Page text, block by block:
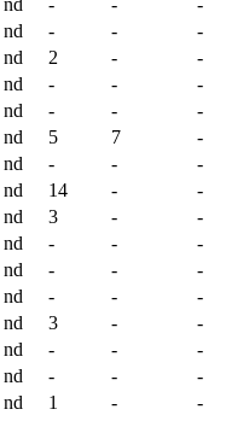
nd - -
-
nd 2 -
-
nd - -
-
nd - -
-
nd 5 7
-
nd - -
-
nd 14 -
-
nd 3 -
-
nd - -
-
nd - -
-
nd - -
-
nd 3 -
-
nd - -
-
nd - -
-
nd 1 -
-